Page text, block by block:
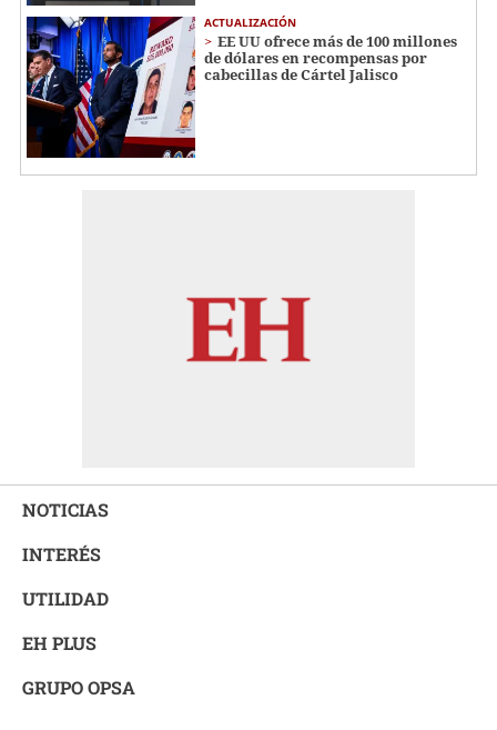
ACTUALIZACIÓN
EE UU ofrece más de 100 millones
de dólares en recompensas por
cabecillas de Cártel Jalisco
NOTICIAS
INTERÉS
UTILIDAD
EH PLUS
GRUPO OPSA